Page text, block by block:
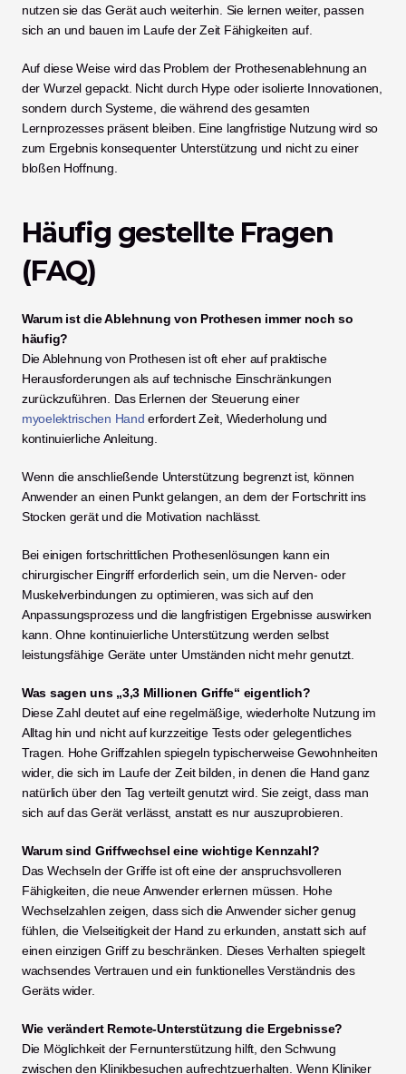
nutzen sie das Gerät auch weiterhin. Sie lernen weiter, passen
sich an und bauen im Laufe der Zeit Fähigkeiten auf.
Auf diese Weise wird das Problem der Prothesenablehnung an
der Wurzel gepackt. Nicht durch Hype oder isolierte Innovationen,
sondern durch Systeme, die während des gesamten
Lernprozesses präsent bleiben. Eine langfristige Nutzung wird so
zum Ergebnis konsequenter Unterstützung und nicht zu einer
bloßen Hoffnung.
Häufig gestellte Fragen
(FAQ)
Warum ist die Ablehnung von Prothesen immer noch so
häufig?
Die Ablehnung von Prothesen ist oft eher auf praktische
Herausforderungen als auf technische Einschränkungen
zurückzuführen. Das Erlernen der Steuerung einer
myoelektrischen Hand erfordert Zeit, Wiederholung und
kontinuierliche Anleitung.
Wenn die anschließende Unterstützung begrenzt ist, können
Anwender an einen Punkt gelangen, an dem der Fortschritt ins
Stocken gerät und die Motivation nachlässt.
Bei einigen fortschrittlichen Prothesenlösungen kann ein
chirurgischer Eingriff erforderlich sein, um die Nerven- oder
Muskelverbindungen zu optimieren, was sich auf den
Anpassungsprozess und die langfristigen Ergebnisse auswirken
kann. Ohne kontinuierliche Unterstützung werden selbst
leistungsfähige Geräte unter Umständen nicht mehr genutzt.
Was sagen uns „3,3 Millionen Griffe“ eigentlich?
Diese Zahl deutet auf eine regelmäßige, wiederholte Nutzung im
Alltag hin und nicht auf kurzzeitige Tests oder gelegentliches
Tragen. Hohe Griffzahlen spiegeln typischerweise Gewohnheiten
wider, die sich im Laufe der Zeit bilden, in denen die Hand ganz
natürlich über den Tag verteilt genutzt wird. Sie zeigt, dass man
sich auf das Gerät verlässt, anstatt es nur auszuprobieren.
Warum sind Griffwechsel eine wichtige Kennzahl?
Das Wechseln der Griffe ist oft eine der anspruchsvolleren
Fähigkeiten, die neue Anwender erlernen müssen. Hohe
Wechselzahlen zeigen, dass sich die Anwender sicher genug
fühlen, die Vielseitigkeit der Hand zu erkunden, anstatt sich auf
einen einzigen Griff zu beschränken. Dieses Verhalten spiegelt
wachsendes Vertrauen und ein funktionelles Verständnis des
Geräts wider.
Wie verändert Remote-Unterstützung die Ergebnisse?
Die Möglichkeit der Fernunterstützung hilft, den Schwung
zwischen den Klinikbesuchen aufrechtzuerhalten. Wenn Kliniker